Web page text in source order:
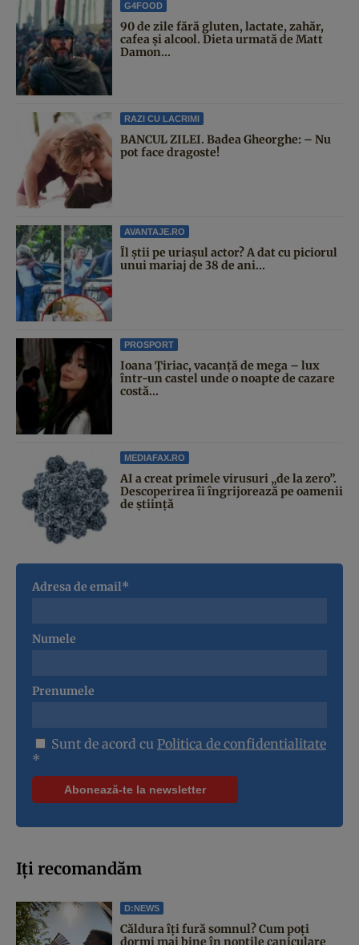
G4FOOD
90 de zile fără gluten, lactate, zahăr,
cafea și alcool. Dieta urmată de Matt
Damon...
RAZI CU LACRIMI
BANCUL ZILEI. Badea Gheorghe: – Nu
pot face dragoste!
AVANTAJE.RO
Îl știi pe uriașul actor? A dat cu piciorul
unui mariaj de 38 de ani...
PROSPORT
Ioana Țiriac, vacanță de mega – lux
într-un castel unde o noapte de cazare
costă...
MEDIAFAX.RO
AI a creat primele virusuri „de la zero”.
Descoperirea îi îngrijorează pe oamenii
de știință
Adresa de email*
Numele
Prenumele
Sunt de acord cu Politica de confidentialitate
*
Iți recomandăm
D:NEWS
Căldura îți fură somnul? Cum poți
dormi mai bine în nopțile caniculare